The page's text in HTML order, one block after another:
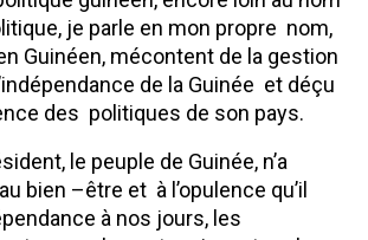
je parle en mon propre nom,
Guinéen, mécontent de la gestion
de la Guinée et déçu
des politiques de son pays.
le peuple de Guinée, n’a
bien –être et à l’opulence qu’il
à nos jours, les